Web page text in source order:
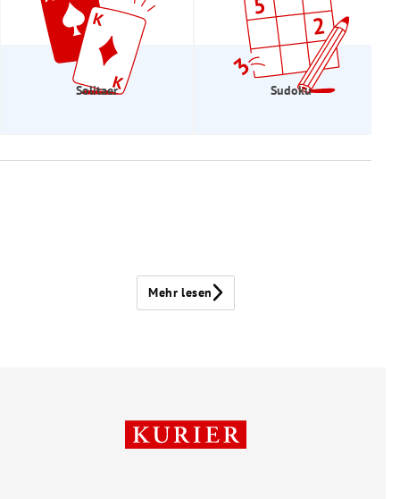
Solitaer Sudoku
Mehr lesen